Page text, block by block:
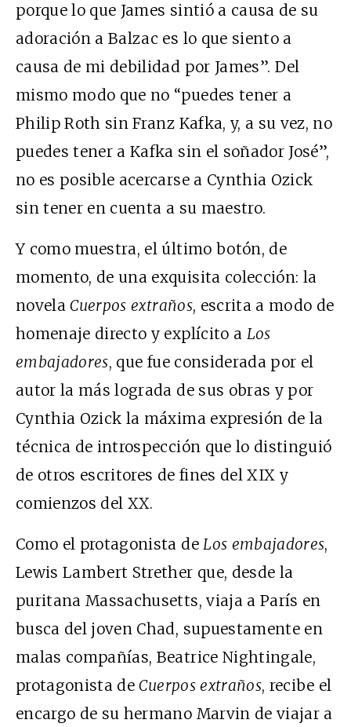
porque lo que James sintió a causa de su
adoración a Balzac es lo que siento a
causa de mi debilidad por James”. Del
mismo modo que no “puedes tener a
Philip Roth sin Franz Kafka, y, a su vez, no
puedes tener a Kafka sin el soñador José”,
no es posible acercarse a Cynthia Ozick
sin tener en cuenta a su maestro.
Y como muestra, el último botón, de
momento, de una exquisita colección: la
novelaCuerpos extraños, escrita a modo de
homenaje directo y explícito a Los
embajadores, que fue considerada por el
autor la más lograda de sus obras y por
Cynthia Ozick la máxima expresión de la
técnica de introspección que lo distinguió
de otros escritores de fines del XIX y
comienzos del XX.
Como el protagonista deLos embajadores,
Lewis Lambert Strether que, desde la
puritana Massachusetts, viaja a París en
busca del joven Chad, supuestamente en
malas compañías, Beatrice Nightingale,
protagonista deCuerpos extraños, recibe el
encargo de su hermano Marvin de viajar a